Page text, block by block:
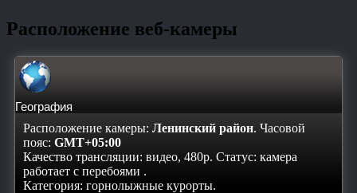
Расположение веб-камеры
География
Расположение камеры: Ленинский район. Часовой
пояс: GMT+05:00
Качество трансляции: видео, 480p. Статус: камера
работает с перебоями .
Категория: горнолыжные курорты.